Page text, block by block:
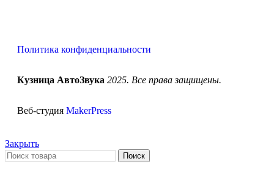
Политика конфиденциальности
Кузница АвтоЗвука 2025. Все права защищены.
Веб-студия MakerPress
Закрыть
Поиск